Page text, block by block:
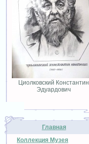
Циолковский Константин
Эдуардович
Главная
Коллекция Музея